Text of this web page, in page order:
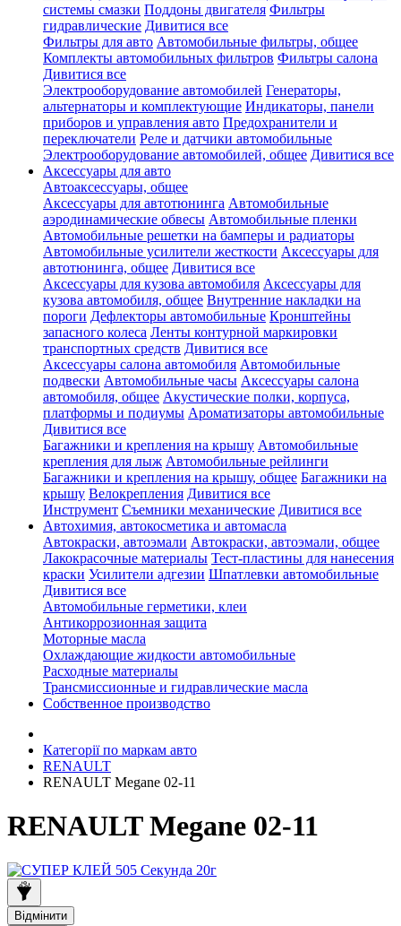
системы смазки Поддоны двигателя Фильтры
гидравлические Дивитися все
Фильтры для авто Автомобильные фильтры, общее
Комплекты автомобильных фильтров Фильтры салона
Дивитися все
Электрооборудование автомобилей Генераторы,
альтернаторы и комплектующие Индикаторы, панели
приборов и управления авто Предохранители и
переключатели Реле и датчики автомобильные
Электрооборудование автомобилей, общее Дивитися все
Аксессуары для авто
Автоаксессуары, общее
Аксессуары для автотюнинга Автомобильные
аэродинамические обвесы Автомобильные пленки
Автомобильные решетки на бамперы и радиаторы
Автомобильные усилители жесткости Аксессуары для
автотюнинга, общее Дивитися все
Аксессуары для кузова автомобиля Аксессуары для
кузова автомобиля, общее Внутренние накладки на
пороги Дефлекторы автомобильные Кронштейны
запасного колеса Ленты контурной маркировки
транспортных средств Дивитися все
Аксессуары салона автомобиля Автомобильные
подвески Автомобильные часы Аксессуары салона
автомобиля, общее Акустические полки, корпуса,
платформы и подиумы Ароматизаторы автомобильные
Дивитися все
Багажники и крепления на крышу Автомобильные
крепления для лыж Автомобильные рейлинги
Багажники и крепления на крышу, общее Багажники на
крышу Велокрепления Дивитися все
Инструмент Съемники механические Дивитися все
Автохимия, автокосметика и автомасла
Автокраски, автоэмали Автокраски, автоэмали, общее
Лакокрасочные материалы Тест-пластины для нанесения
краски Усилители адгезии Шпатлевки автомобильные
Дивитися все
Автомобильные герметики, клеи
Антикоррозионная защита
Моторные масла
Охлаждающие жидкости автомобильные
Расходные материалы
Трансмиссионные и гидравлические масла
Собственное производство
Категорії по маркам авто
RENAULT
RENAULT Megane 02-11
RENAULT Megane 02-11
Відмінити